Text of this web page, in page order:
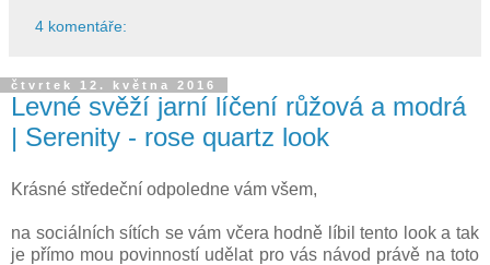
4 komentáře:
čtvrtek 12. května 2016
Levné svěží jarní líčení růžová a modrá
| Serenity - rose quartz look
Krásné středeční odpoledne vám všem,
na sociálních sítích se vám včera hodně líbil tento look a tak
je přímo mou povinností udělat pro vás návod právě na toto